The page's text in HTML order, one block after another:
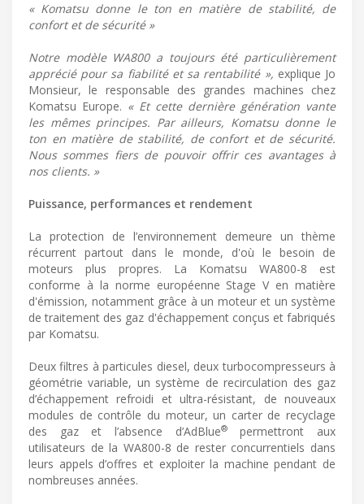
« Komatsu donne le ton en matière de stabilité, de
confort et de sécurité »
Notre modèle WA800 a toujours été particulièrement
apprécié pour sa fiabilité et sa rentabilité », explique Jo
Monsieur, le responsable des grandes machines chez
Komatsu Europe. « Et cette dernière génération vante
les mêmes principes. Par ailleurs, Komatsu donne le
ton en matière de stabilité, de confort et de sécurité.
Nous sommes fiers de pouvoir offrir ces avantages à
nos clients. »
Puissance, performances et rendement
La protection de l’environnement demeure un thème
récurrent partout dans le monde, d'où le besoin de
moteurs plus propres. La Komatsu WA800-8 est
conforme à la norme européenne Stage V en matière
d'émission, notamment grâce à un moteur et un système
de traitement des gaz d'échappement conçus et fabriqués
par Komatsu.
Deux filtres à particules diesel, deux turbocompresseurs à
géométrie variable, un système de recirculation des gaz
d’échappement refroidi et ultra-résistant, de nouveaux
modules de contrôle du moteur, un carter de recyclage
des gaz et l’absence d’AdBlue®permettront aux
utilisateurs de la WA800-8 de rester concurrentiels dans
leurs appels d’offres et exploiter la machine pendant de
nombreuses années.